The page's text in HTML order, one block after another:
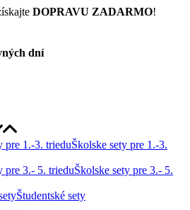
DOPRAVU ZADARMO!
dní
Školske sety pre 1.-3.
Školske sety pre 3.- 5.
Študentské sety